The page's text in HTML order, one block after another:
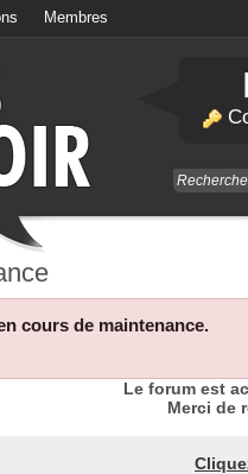
Membres
cours de maintenance.
Le forum est
Merci de